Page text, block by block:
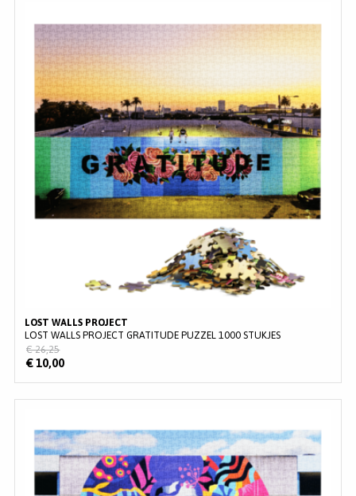
LOST WALLS PROJECT
LOST WALLS PROJECT GRATITUDE PUZZEL 1000 STUKJES
€ 10,00
€ 26,25